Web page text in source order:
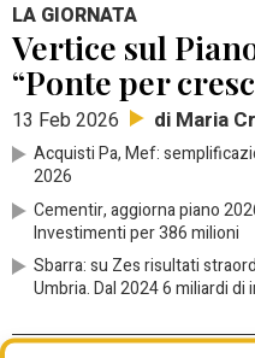
LA GIORNATA
Vertice sul
“Ponte per
13 Feb 2026 di Maria
Acquisti Pa, Mef:
2026
Cementir, aggiorna piano
Investimenti per 386 milioni
Sbarra: su Zes risultati
Umbria. Dal 2024 6 miliardi